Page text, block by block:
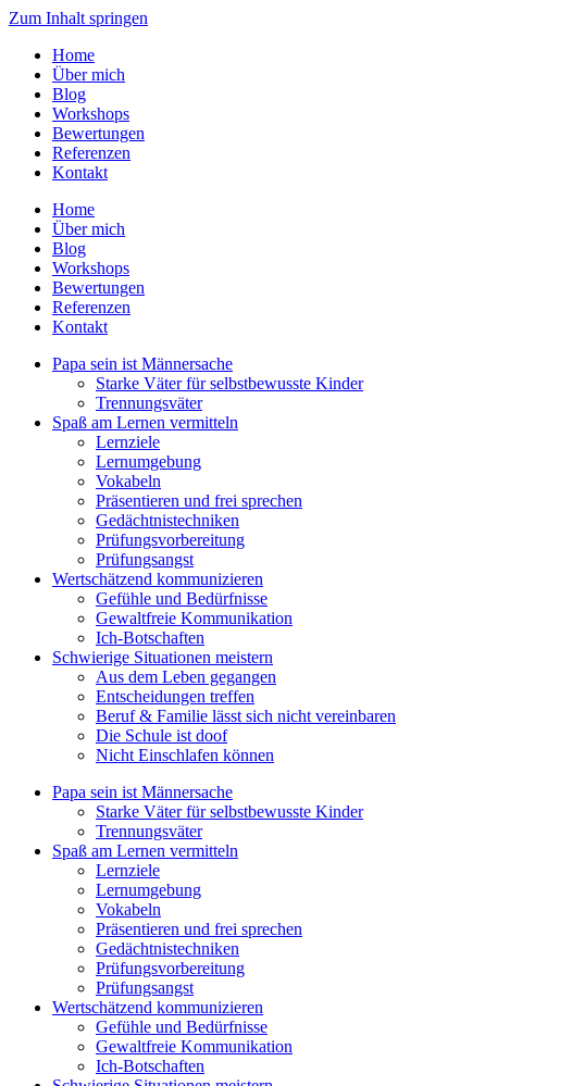
Zum Inhalt springen
Home
Über mich
Blog
Workshops
Bewertungen
Referenzen
Kontakt
Home
Über mich
Blog
Workshops
Bewertungen
Referenzen
Kontakt
Papa sein ist Männersache
Starke Väter für selbstbewusste Kinder
Trennungsväter
Spaß am Lernen vermitteln
Lernziele
Lernumgebung
Vokabeln
Präsentieren und frei sprechen
Gedächtnistechniken
Prüfungsvorbereitung
Prüfungsangst
Wertschätzend kommunizieren
Gefühle und Bedürfnisse
Gewaltfreie Kommunikation
Ich-Botschaften
Schwierige Situationen meistern
Aus dem Leben gegangen
Entscheidungen treffen
Beruf & Familie lässt sich nicht vereinbaren
Die Schule ist doof
Nicht Einschlafen können
Papa sein ist Männersache
Starke Väter für selbstbewusste Kinder
Trennungsväter
Spaß am Lernen vermitteln
Lernziele
Lernumgebung
Vokabeln
Präsentieren und frei sprechen
Gedächtnistechniken
Prüfungsvorbereitung
Prüfungsangst
Wertschätzend kommunizieren
Gefühle und Bedürfnisse
Gewaltfreie Kommunikation
Ich-Botschaften